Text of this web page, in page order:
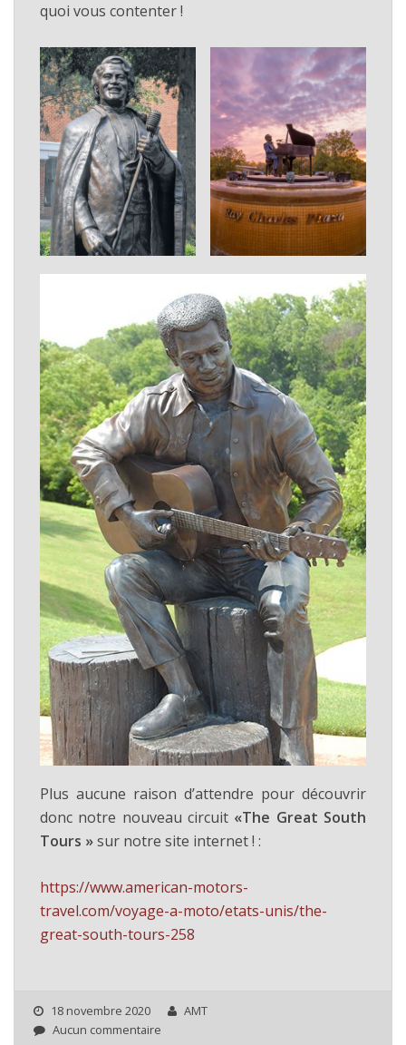
quoi vous contenter !
Plus aucune raison d’attendre pour découvrir
donc notre nouveau circuit «The Great South
Tours »sur notre site internet ! :
https://www.american-motors-
travel.com/voyage-a-moto/etats-unis/the-
great-south-tours-258
18 novembre 2020
AMT
Aucun commentaire